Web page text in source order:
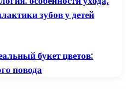
зубов у детей
букет цветов:
повода